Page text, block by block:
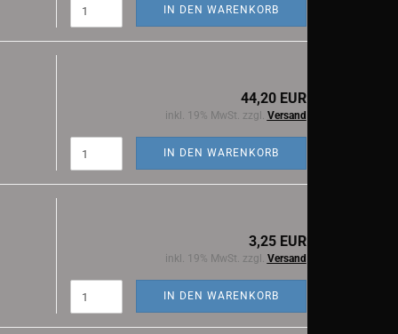
IN DEN WARENKORB
44,20 EUR
inkl. 19% MwSt. zzgl. Versand
IN DEN WARENKORB
3,25 EUR
inkl. 19% MwSt. zzgl. Versand
IN DEN WARENKORB